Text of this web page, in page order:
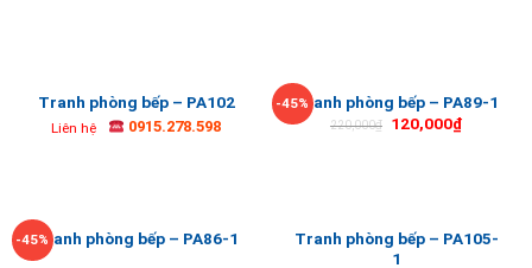
Tranh phòng bếp – PA102
Liên hệ 0915.278.598
-45%Tranh phòng bếp – PA89-1
220,000₫ 120,000₫
-45%Tranh phòng bếp – PA86-1
Tranh phòng bếp – PA105-
1